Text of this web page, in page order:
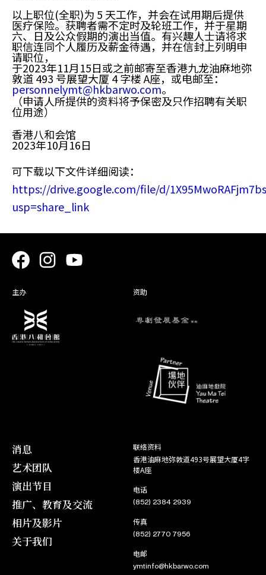
以上职位(全职)为 5 天工作，并会在试用期后提供
医疗保险。获聘者需不定时及轮班工作，并于星期
六、日及公众假期的演出当值。有兴趣人士请将求
职信连同个人履历及薪金待遇，并在信封上列明申
请职位，
于2023年11月15日或之前邮寄至香港九龙油麻地弥
敦道 493 号展望大厦 4 字楼 A座，或电邮至：
personnelymt@hkbarwo.com。
（申请人所提供的资料将予保密及只作招聘有关职
位用途）
香港八和会馆
2023年10月16日
可下载以下文件详细阅读：
https://drive.google.com/file/d/
usp=share_link
主办 资助
消息
艺术团队
演出节目
推广、教育及交流
相片及影片
关于我们
联络资料
香港油麻地弥敦道493号展望大厦4字
楼A座
电话
(852) 2384 2939
传真
(852) 2770 7956
电邮
ymtinfo@hkbarwo.com